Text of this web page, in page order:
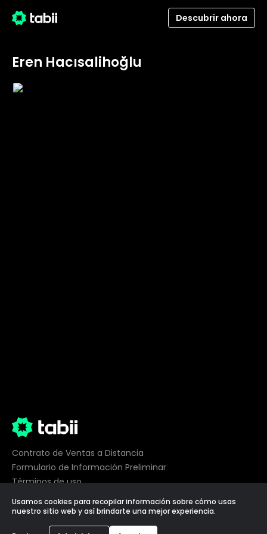
Descubrir ahora
Eren Hacısalihoğlu
Contrato de Ventas a Distancia
Formulario de Información Preliminar
Términos de uso
Privacidad
Preferencias de cookies
Usamos cookies para recopilar información sobre cómo usas
nuestro sitio web y así brindarte una mejor experiencia.